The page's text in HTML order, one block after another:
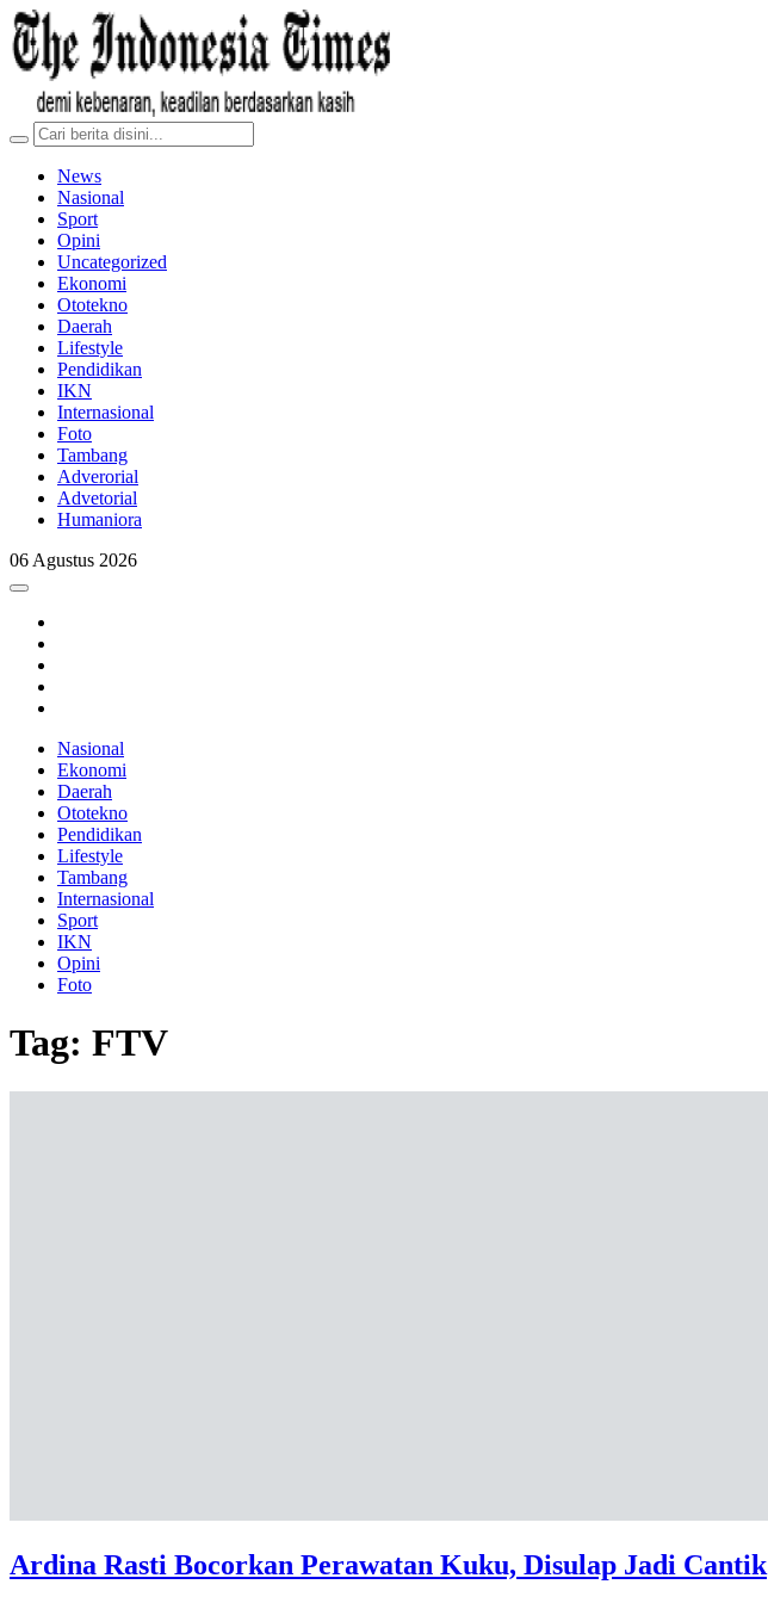
News
Nasional
Sport
Opini
Uncategorized
Ekonomi
Ototekno
Daerah
Lifestyle
Pendidikan
IKN
Internasional
Foto
Tambang
Adverorial
Advetorial
Humaniora
06 Agustus 2026
Nasional
Ekonomi
Daerah
Ototekno
Pendidikan
Lifestyle
Tambang
Internasional
Sport
IKN
Opini
Foto
Tag: FTV
Ardina Rasti Bocorkan Perawatan Kuku, Disulap Jadi Cantik